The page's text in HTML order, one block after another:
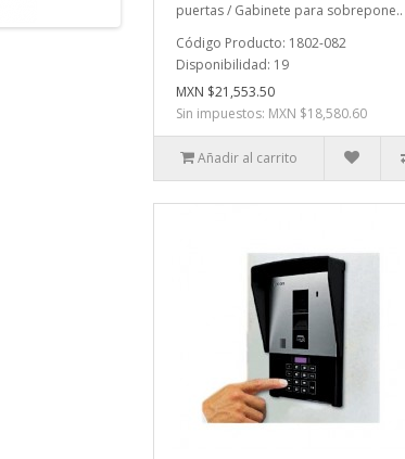
puertas / Gabinete para sobrepone..
Código Producto: 1802-082
Disponibilidad: 19
MXN $21,553.50
Sin impuestos: MXN $18,580.60
Añadir al carrito